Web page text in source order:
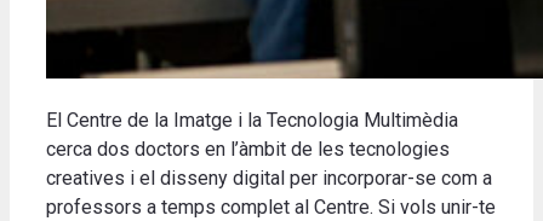
El Centre de la Imatge i la Tecnologia Multimèdia
cerca dos doctors en l’àmbit de les tecnologies
creatives i el disseny digital per incorporar-se com a
professors a temps complet al Centre. Si vols unir-te